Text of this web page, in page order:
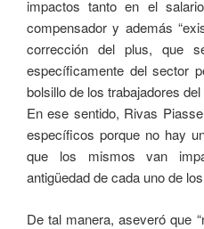
impactos tanto en el
compensador y además
corrección del plus, que
específicamente del sector
bolsillo de los trabajadores del
En ese sentido, Rivas
específicos porque no hay
que los mismos van
antigüedad de cada uno de
De tal manera, aseveró que